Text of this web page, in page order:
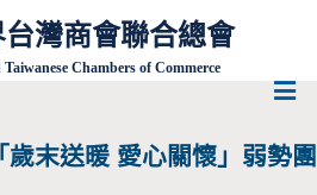
台灣商會聯合總會
Chambers of Commerce
末送暖 愛心關懷」弱勢團